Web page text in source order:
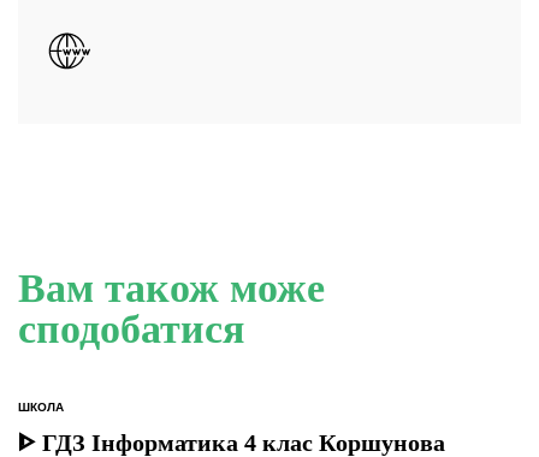
Вам також може
сподобатися
ОПУБЛІКУВАТИ
У
ШКОЛА
ᐈ ГДЗ Інформатика 4 клас Коршунова